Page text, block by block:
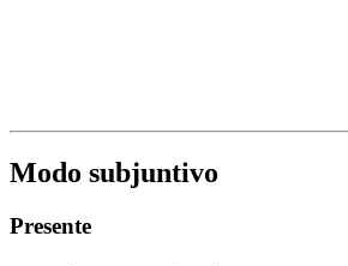
Modo subjuntivo
Presente